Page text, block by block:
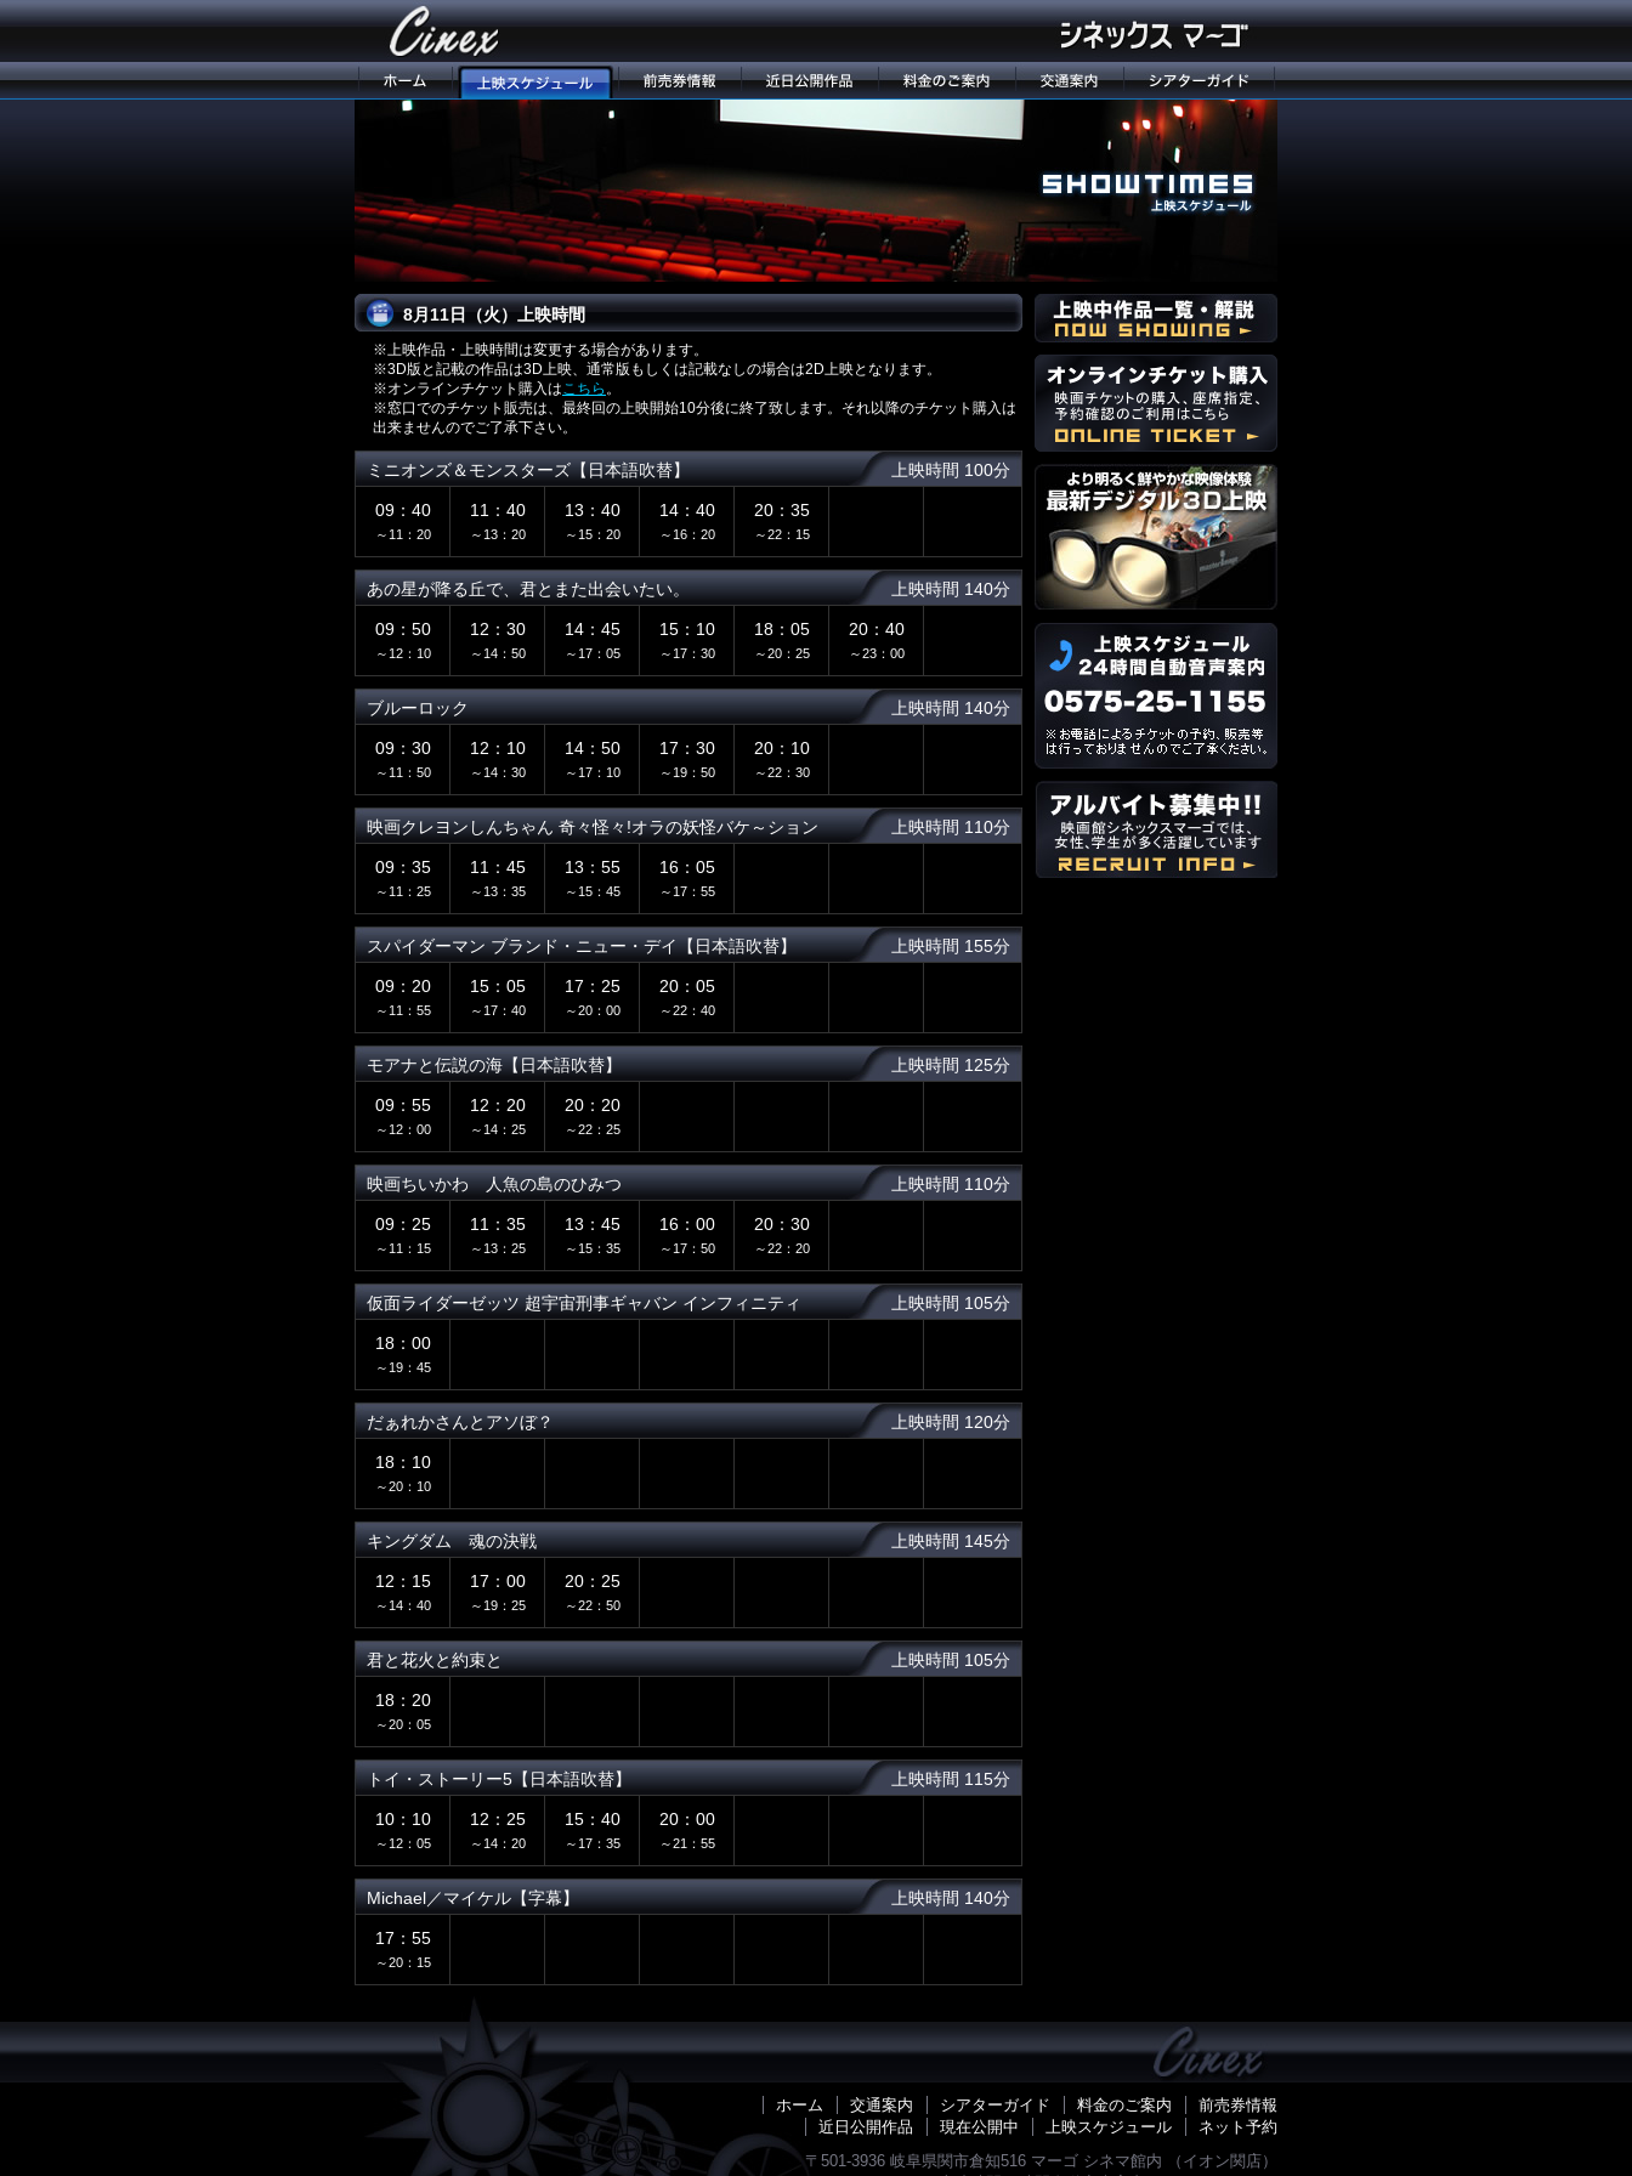
8月11日（火）上映時間
※上映作品・上映時間は変更する場合があります。
※3D版と記載の作品は3D上映、通常版もしくは記載なしの場合は2D上映となります。
※オンラインチケット購入はこちら 。
※窓口でのチケット販売は、最終回の上映開始10分後に終了致します。それ以降のチケット購入は
出来ませんのでご了承下さい。
ミニオンズ＆モンスターズ【日本語吹替】 上映時間 100分
09：40
～11：20
11：40
～13：20
13：40
～15：20
14：40
～16：20
20：35
～22：15
あの星が降る丘で、君とまた出会いたい。 上映時間 140分
09：50
～12：10
12：30
～14：50
14：45
～17：05
15：10
～17：30
18：05
～20：25
20：40
～23：00
ブルーロック 上映時間 140分
09：30
～11：50
12：10
～14：30
14：50
～17：10
17：30
～19：50
20：10
～22：30
映画クレヨンしんちゃん 奇々怪々!オラの妖怪バケ～ション 上映時間 110分
09：35
～11：25
11：45
～13：35
13：55
～15：45
16：05
～17：55
スパイダーマン ブランド・ニュー・デイ【日本語吹替】 上映時間 155分
09：20
～11：55
15：05
～17：40
17：25
～20：00
20：05
～22：40
モアナと伝説の海【日本語吹替】 上映時間 125分
09：55
～12：00
12：20
～14：25
20：20
～22：25
映画ちいかわ 人魚の島のひみつ 上映時間 110分
09：25
～11：15
11：35
～13：25
13：45
～15：35
16：00
～17：50
20：30
～22：20
仮面ライダーゼッツ 超宇宙刑事ギャバン インフィニティ 上映時間 105分
18：00
～19：45
だぁれかさんとアソぼ？ 上映時間 120分
18：10
～20：10
キングダム 魂の決戦 上映時間 145分
12：15
～14：40
17：00
～19：25
20：25
～22：50
君と花火と約束と 上映時間 105分
18：20
～20：05
トイ・ストーリー5【日本語吹替】 上映時間 115分
10：10
～12：05
12：25
～14：20
15：40
～17：35
20：00
～21：55
Michael／マイケル【字幕】 上映時間 140分
17：55
～20：15
ホーム 交通案内 シアターガイド 料金のご案内
前売券情報
近日公開作品
現在公開中 上映スケジュール
ネット予約
〒501-3936 岐阜県関市倉知516 マーゴ シネマ館内 （イオン関店）